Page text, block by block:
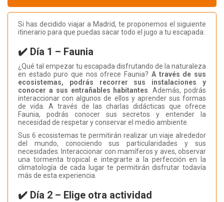
Si has decidido viajar a Madrid, te proponemos el siguiente
itinerario para que puedas sacar todo el jugo a tu escapada:
✔️ Día 1 – Faunia
¿Qué tal empezar tu escapada disfrutando de la naturaleza
en estado puro que nos ofrece Faunia? A través de sus
ecosistemas, podrás recorrer sus instalaciones y
conocer a sus entrañables habitantes. Además, podrás
interaccionar con algunos de ellos y aprender sus formas
de vida. A través de las charlas didácticas que ofrece
Faunia, podrás conocer sus secretos y entender la
necesidad de respetar y conservar el medio ambiente.
Sus 6 ecosistemas te permitirán realizar un viaje alrededor
del mundo, conociendo sus particularidades y sus
necesidades. Interaccionar con mamíferos y aves, observar
una tormenta tropical e integrarte a la perfección en la
climatología de cada lugar te permitirán disfrutar todavía
más de esta experiencia.
✔️ Día 2 – Elige otra actividad